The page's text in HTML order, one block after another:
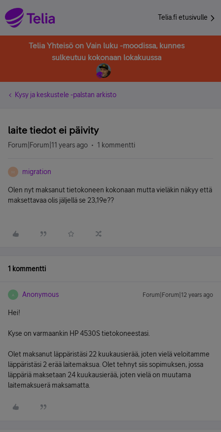
Telia.fi etusivulle
Telia Yhteisö on Vain luku -moodissa, kunnes
sulkeutuu kokonaan lokakuussa
Kysy ja keskustele -palstan arkisto
laite tiedot ei päivity
Forum|Forum|11 years ago 1 kommentti
M migration
Olen nyt maksanut tietokoneen kokonaan mutta vieläkin näkyy että
maksettavaa olis jäljellä se 23,19e??
1 kommentti
A Anonymous Forum|Forum|12 years ago
Hei!
Kyse on varmaankin HP 4530S tietokoneestasi.
Olet maksanut läppäristäsi 22 kuukausierää, joten vielä veloitamme
läppäristäsi 2 erää laitemaksua. Olet tehnyt siis sopimuksen, jossa
läppäriä maksetaan 24 kuukausierää, joten vielä on muutama
laitemaksuerä maksamatta.